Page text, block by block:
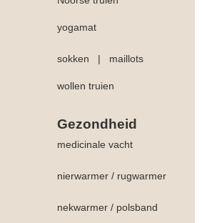
yogamat
sokken | maillots
wollen truien
Gezondheid
medicinale vacht
nierwarmer / rugwarmer
nekwarmer / polsband